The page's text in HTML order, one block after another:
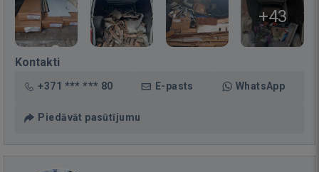
+43
Kontakti
+371 *** *** 80 E-pasts WhatsApp
Piedāvāt pasūtījumu